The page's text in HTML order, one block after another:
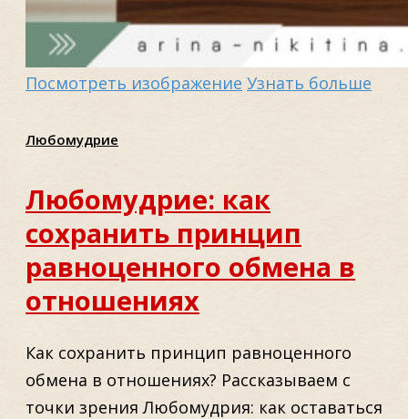
Посмотреть изображение Узнать больше
Любомудрие
Любомудрие: как
сохранить принцип
равноценного обмена в
отношениях
Как сохранить принцип равноценного
обмена в отношениях? Рассказываем с
точки зрения Любомудрия: как оставаться